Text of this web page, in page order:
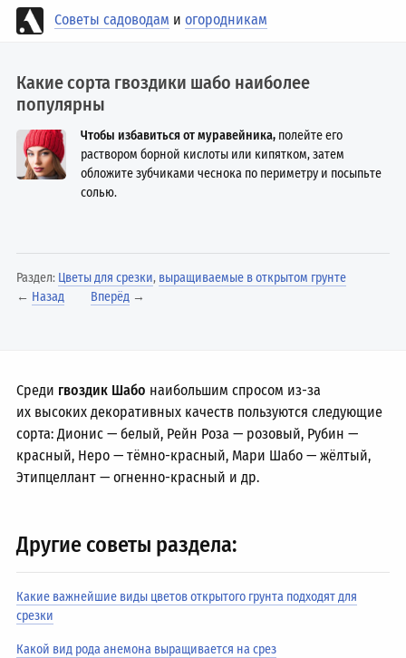
Советы садоводам иогородникам
Какие сорта гвоздики шабо наиболее
популярны
Чтобы избавиться от муравейника, полейте его
раствором борной кислоты или кипятком, затем
обложите зубчиками чеснока по периметру и посыпьте
солью.
Раздел: Цветы для срезки, выращиваемые в открытом грунте
← Назад Вперёд→
Среди гвоздик Шабо наибольшим спросом из-за
их высоких декоративных качеств пользуются следующие
сорта: Дионис — белый, Рейн Роза — розовый, Рубин —
красный, Неро — тёмно-красный, Мари Шабо — жёлтый,
Этипцеллант — огненно-красный и др.
Другие советы раздела:
Какие важнейшие виды цветов открытого грунта подходят для
срезки
Какой вид рода анемона выращивается на срез